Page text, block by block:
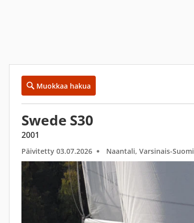
Muokkaa hakua
Swede S30
2001
Päivitetty 03.07.2026 Naantali, Varsinais-Suomi